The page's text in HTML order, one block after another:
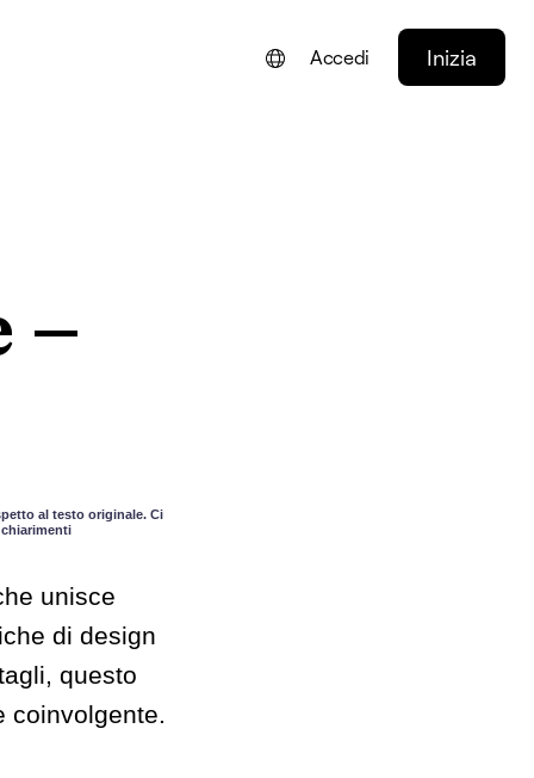
Accedi Inizia
–
al testo originale. Ci
unisce
di design
questo
coinvolgente.